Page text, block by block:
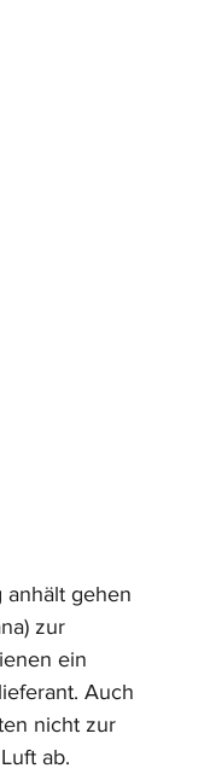
anhält gehen
zur
ein
Auch
nicht zur
ab.